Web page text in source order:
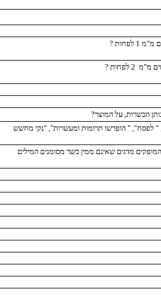
2 לפחות ?
הכשרות, על המוצר?
לפסח", " הופרשו תרומות ומעשרות", "נקי מחשש
מדגים שאינם ממין כשר מסומנים המילים